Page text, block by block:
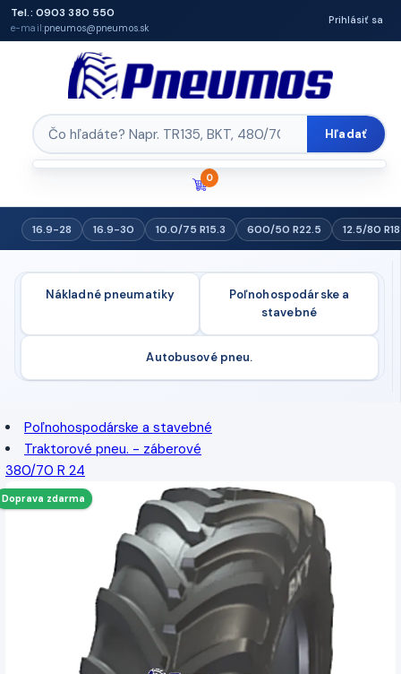
Tel.: 0903 380 550
e-mail:pneumos@pneumos.sk
Prihlásiť sa
Hľadať
0
16.9-28 16.9-30 10.0/75 R15.3 600/50 R22.5 12.5/80 R18
Nákladné pneumatiky
Poľnohospodárske a
stavebné
Autobusové pneu.
Poľnohospodárske a stavebné
Traktorové pneu. - záberové
380/70 R 24
Doprava zdarma